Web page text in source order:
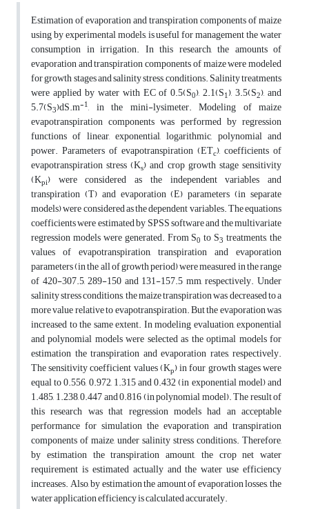
Estimation of evaporation and transpiration components of maize
using by experimental models, is useful for management the water
consumption in irrigation. In this research, the amounts of
evaporation and transpiration components of maize were modeled
for growth stages and salinity stress conditions. Salinity treatments
were applied by water with EC of 0.5(S0), 2.1(S1), 3.5(S2), and
5.7(S3)dS.m-1, in the mini-lysimeter. Modeling of maize
evapotranspiration components was performed by regression
functions of linear, exponential, logarithmic, polynomial and
power. Parameters of evapotranspiration (ETc), coefficients of
evapotranspiration stress (Ks) and crop growth stage sensitivity
(Kpi) were considered as the independent variables and
transpiration (T) and evaporation (E) parameters (in separate
models) were considered as the dependent variables. The equations
coefficients were estimated by SPSS software and the multivariate
regression models were generated. From S0 to S3 treatments, the
values of evapotranspiration, transpiration and evaporation
parameters (in the all of growth period) were measured in the range
of 420-307.5, 289-150 and 131-157.5 mm, respectively. Under
salinity stress conditions, the maize transpiration was decreased to a
more value relative to evapotranspiration. But the evaporation was
increased to the same extent. In modeling evaluation, exponential
and polynomial models were selected as the optimal models for
estimation the transpiration and evaporation rates, respectively.
The sensitivity coefficient values (Kp) in four growth stages were
equal to 0.556, 0.972, 1.315 and 0.432 (in exponential model) and
1.485, 1.238, 0.447 and 0.816 (in polynomial model). The result of
this research was that regression models had an acceptable
performance for simulation the evaporation and transpiration
components of maize, under salinity stress conditions. Therefore,
by estimation the transpiration amount, the crop net water
requirement is estimated actually and the water use efficiency
increases. Also, by estimation the amount of evaporation losses, the
water application efficiency is calculated accurately.